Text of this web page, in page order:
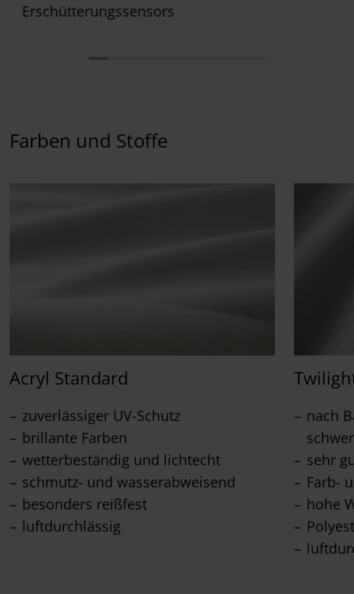
Erschütterungssensors
Farben und Stoffe
Acryl Standard
zuverlässiger UV-Schutz
brillante Farben
wetterbeständig und lichtecht
schmutz- und wasserabweisend
besonders reißfest
luftdurchlässig
nach
sehr
Farb-
hohe